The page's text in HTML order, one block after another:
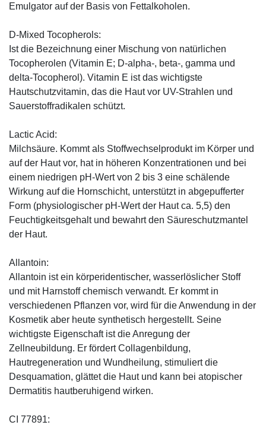
Emulgator auf der Basis von Fettalkoholen.
D-Mixed Tocopherols:
Ist die Bezeichnung einer Mischung von natürlichen
Tocopherolen (Vitamin E; D-alpha-, beta-, gamma und
delta-Tocopherol). Vitamin E ist das wichtigste
Hautschutzvitamin, das die Haut vor UV-Strahlen und
Sauerstoffradikalen schützt.
Lactic Acid:
Milchsäure. Kommt als Stoffwechselprodukt im Körper und
auf der Haut vor, hat in höheren Konzentrationen und bei
einem niedrigen pH-Wert von 2 bis 3 eine schälende
Wirkung auf die Hornschicht, unterstützt in abgepufferter
Form (physiologischer pH-Wert der Haut ca. 5,5) den
Feuchtigkeitsgehalt und bewahrt den Säureschutzmantel
der Haut.
Allantoin:
Allantoin ist ein körperidentischer, wasserlöslicher Stoff
und mit Harnstoff chemisch verwandt. Er kommt in
verschiedenen Pflanzen vor, wird für die Anwendung in der
Kosmetik aber heute synthetisch hergestellt. Seine
wichtigste Eigenschaft ist die Anregung der
Zellneubildung. Er fördert Collagenbildung,
Hautregeneration und Wundheilung, stimuliert die
Desquamation, glättet die Haut und kann bei atopischer
Dermatitis hautberuhigend wirken.
CI 77891: